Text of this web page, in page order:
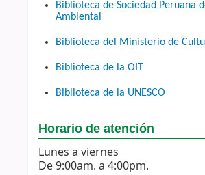
Biblioteca de Sociedad Peruana
Ambiental
Biblioteca del Ministerio de
Biblioteca de la OIT
Biblioteca de la UNESCO
Horario de atención
Lunes a viernes
De 9:00am. a 4:00pm.